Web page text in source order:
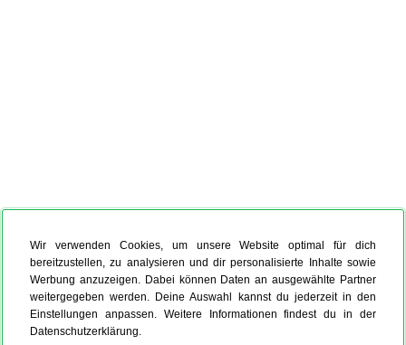
Wir verwenden Cookies, um unsere Website optimal für dich
bereitzustellen, zu analysieren und dir personalisierte Inhalte sowie
Werbung anzuzeigen. Dabei können Daten an ausgewählte Partner
weitergegeben werden. Deine Auswahl kannst du jederzeit in den
Einstellungen anpassen. Weitere Informationen findest du in der
Datenschutzerklärung.